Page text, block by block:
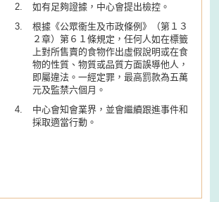
如有足夠證據，中心會提出檢控。
根據《公眾衞生及市政條例》（第１３
２章）第６１條規定，任何人如在標籤
上對所售賣的食物作出虛假說明或在食
物的性質、物質或品質方面誤導他人，
即屬違法。一經定罪，最高罰款為五萬
元及監禁六個月。
中心會知會業界，並會繼續跟進事件和
採取適當行動。